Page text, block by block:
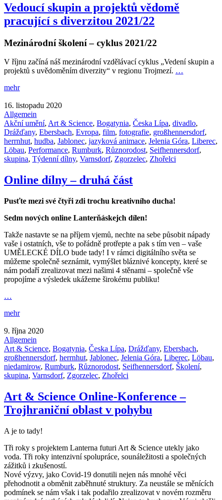
Vedoucí skupin a projektů vědomě
pracující s diverzitou 2021/22
Mezinárodní školení – cyklus 2021/22
V říjnu začíná náš mezinárodní vzdělávací cyklus „Vedení skupin a
projektů s uvědoměním diverzity“ v regionu Trojmezí. …
mehr
16. listopadu 2020
Allgemein
Akční umění, Art & Science, Bogatynia, Česka Lípa, divadlo,
Drážďany, Ebersbach, Evropa, film, fotografie, großhennersdorf,
herrnhut, hudba, Jablonec, jazyková animace, Jelenia Góra, Liberec,
Löbau, Performance, Rumburk, Různorodost, Seifhennersdorf,
skupina, Týdenní dílny, Varnsdorf, Zgorzelec, Zhořelci
Online dílny – druhá část
Pusťte mezi své čtyři zdi trochu kreativního ducha!
Sedm nových online Lanterňáskejch dílen!
Takže nastavte se na příjem vjemů, nechte na sebe působit nápady
vaše i ostatních, vše to pořádně protřepte a pak s tím ven – vaše
UMĚLECKÉ DÍLO bude tady! I v rámci digitálního světa se
můžeme společně seznámit, vymýšlet bláznivé koncepty, které se
nám podaří zrealizovat mezi našimi 4 stěnami – společně vše
propojíme a výsledek ukážeme širokému publiku!
…
mehr
9. října 2020
Allgemein
Art & Science, Bogatynia, Česka Lípa, Drážďany, Ebersbach,
großhennersdorf, herrnhut, Jablonec, Jelenia Góra, Liberec, Löbau,
niedamirow, Rumburk, Různorodost, Seifhennersdorf, Školení,
skupina, Varnsdorf, Zgorzelec, Zhořelci
Art & Science Online-Konference –
Trojhraniční oblast v pohybu
A je to tady!
Tři roky s projektem Lanterna futuri Art & Science utekly jako
voda. Tři roky intenzivní spolupráce, sounáležitosti a společných
zážitků i zkušeností.
Nové výzvy, jako Covid-19 donutili nejen nás mnohé věci
přehodnotit a obměnit zaběhnuté struktury. Za neustále se měnících
podmínek se nám však i tak podařilo zrealizovat v novém rozměru